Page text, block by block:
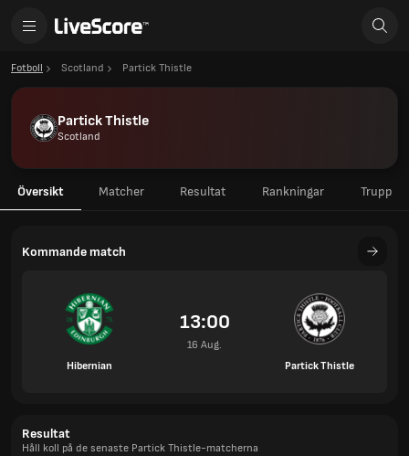
Fotboll Scotland Partick Thistle
Partick Thistle
Scotland
Översikt Matcher Resultat Rankningar Trupp
Kommande match
Hibernian
13:00
16 Aug.
Partick Thistle
Resultat
Håll koll på de senaste Partick Thistle-matcherna